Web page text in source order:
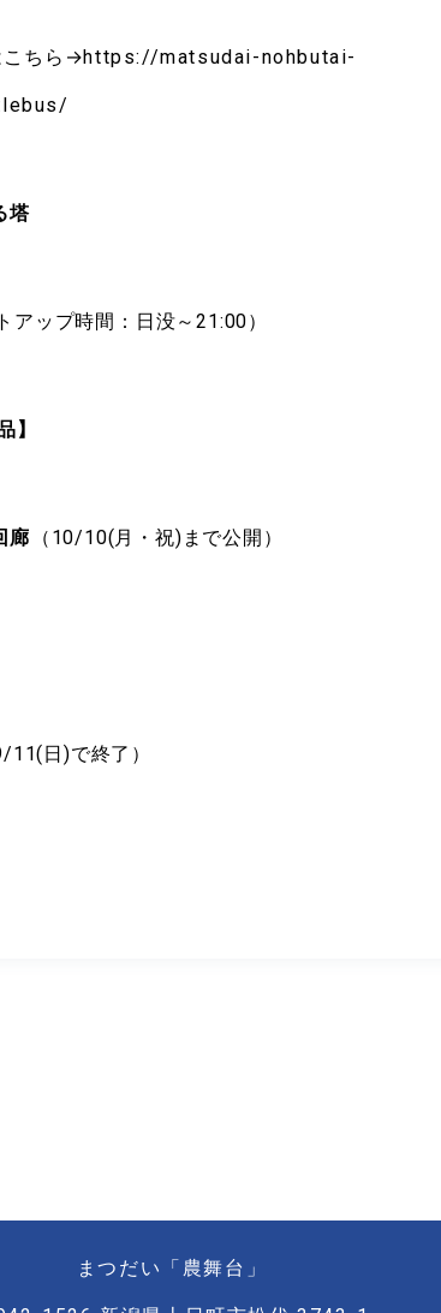
こちら→https://matsudai-nohbutai-
塔
ップ時間：日没～21:00）
】
廊 （10/10(月・祝)まで公開）
11(日)で終了）
まつだい「農舞台」